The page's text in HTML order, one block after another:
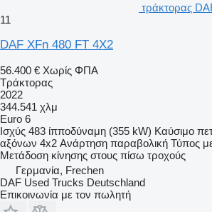
τράκτορας
11
DAF XFn 480 FT 4X2
56.400 € Χωρίς ΦΠΑ
Τράκτορας
2022
344.541 χλμ
Euro 6
Ισχύς 483 ίπποδύναμη (355 kW) Καύσιμο
αξόνων 4x2 Ανάρτηση παραβολική Τύπος
Μετάδοση κίνησης στους πίσω τροχούς
Γερμανία, Frechen
DAF Used Trucks Deutschland
Επικοινωνία με τον πωλητή